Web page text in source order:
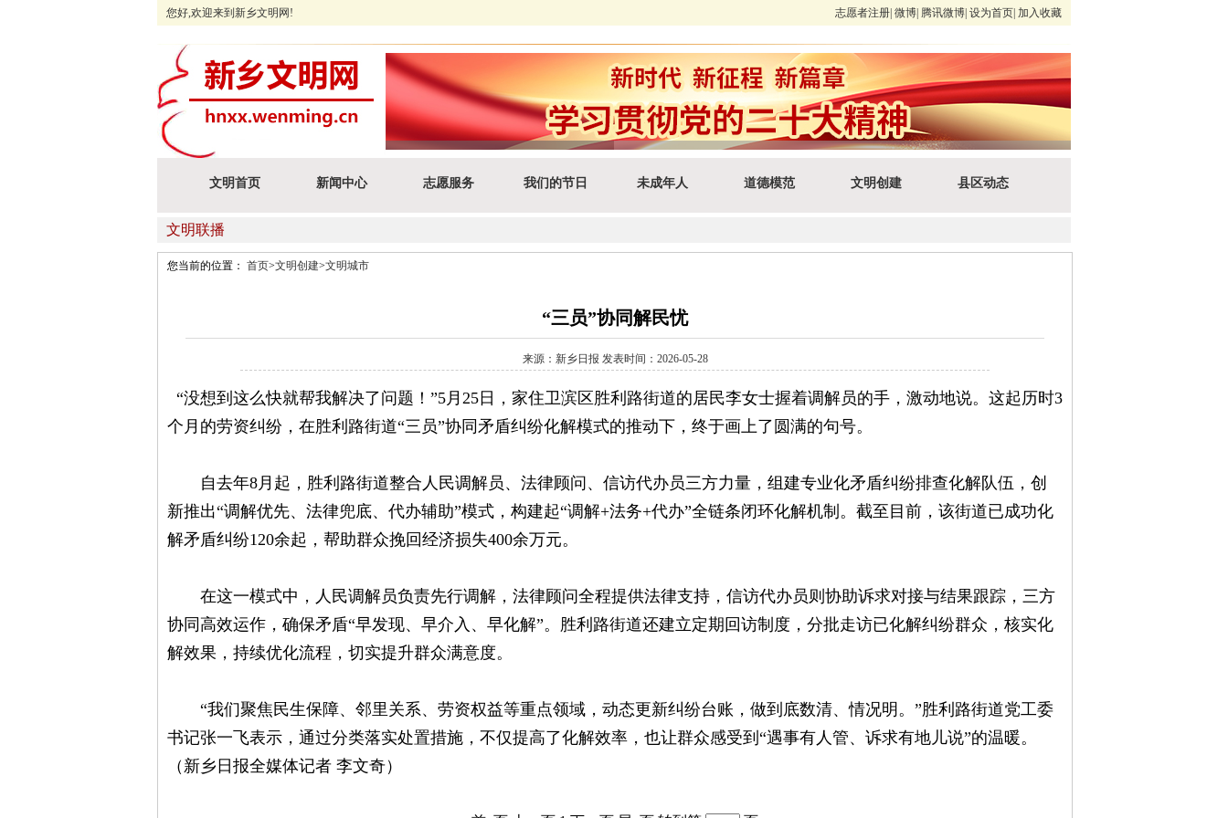
您好,欢迎来到新乡文明网! 志愿者注册 微博 腾讯微博 设为首页 加入收藏
文明首页 新闻中心 志愿服务 我们的节日 未成年人 道德模范 文明创建 县区动态
您当前的位置： 首页>文明创建>文明城市
“三员”协同解民忧
来源：新乡日报 发表时间：2026-05-28
“没想到这么快就帮我解决了问题！”5月25日，家住卫滨区胜利路街道的居民李女士握着调解员的手，激动地说。这起历时3
个月的劳资纠纷，在胜利路街道“三员”协同矛盾纠纷化解模式的推动下，终于画上了圆满的句号。
自去年8月起，胜利路街道整合人民调解员、法律顾问、信访代办员三方力量，组建专业化矛盾纠纷排查化解队伍，创
新推出“调解优先、法律兜底、代办辅助”模式，构建起“调解+法务+代办”全链条闭环化解机制。截至目前，该街道已成功化
解矛盾纠纷120余起，帮助群众挽回经济损失400余万元。
在这一模式中，人民调解员负责先行调解，法律顾问全程提供法律支持，信访代办员则协助诉求对接与结果跟踪，三方
协同高效运作，确保矛盾“早发现、早介入、早化解”。胜利路街道还建立定期回访制度，分批走访已化解纠纷群众，核实化
解效果，持续优化流程，切实提升群众满意度。
“我们聚焦民生保障、邻里关系、劳资权益等重点领域，动态更新纠纷台账，做到底数清、情况明。”胜利路街道党工委
书记张一飞表示，通过分类落实处置措施，不仅提高了化解效率，也让群众感受到“遇事有人管、诉求有地儿说”的温暖。
（新乡日报全媒体记者 李文奇）